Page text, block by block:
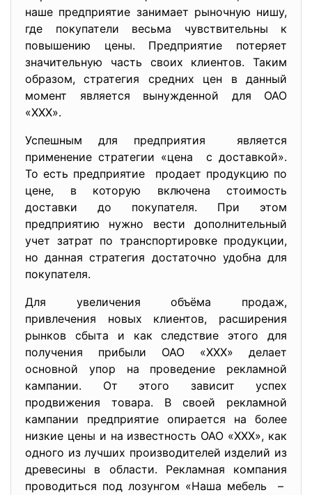
наше предприятие занимает рыночную нишу,
где покупатели весьма чувствительны к
повышению цены. Предприятие потеряет
значительную часть своих клиентов. Таким
образом, стратегия средних цен в данный
момент является вынужденной для ОАО
«ХХХ».
Успешным для предприятия является
применение стратегии «цена с доставкой».
То есть предприятие продает продукцию по
цене, в которую включена стоимость
доставки до покупателя. При этом
предприятию нужно вести дополнительный
учет затрат по транспортировке продукции,
но данная стратегия достаточно удобна для
покупателя.
Для увеличения объёма продаж,
привлечения новых клиентов, расширения
рынков сбыта и как следствие этого для
получения прибыли ОАО «ХХХ» делает
основной упор на проведение рекламной
кампании. От этого зависит успех
продвижения товара. В своей рекламной
кампании предприятие опирается на более
низкие цены и на известность ОАО «ХХХ», как
одного из лучших производителей изделий из
древесины в области. Рекламная компания
проводиться под лозунгом «Наша мебель –